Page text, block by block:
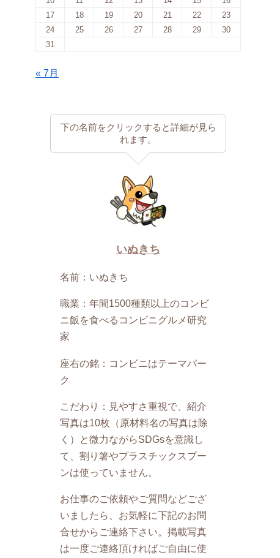
17
18 19 20 21 22
23
24
25 26 27 28 29
30
31
« 7月
下の名前をクリックすると詳細が見ら
れます。
いぬきち
名前：いぬきち
職業：年間1500種類以上のコンビ
ニ飯を食べるコンビニグルメ研究
家
座右の銘：コンビニはテーマパー
ク
こだわり：見やすさ重視で、紹介
写真は10枚（原材料名の写真は除
く）と微力ながらSDGsを意識し
て、割り箸やプラスチックスプー
ンは使っていません。
お仕事のご依頼やご質問などござ
いましたら、お気軽に下記のお問
合せからご連絡下さい。掲載写真
は一度ご連絡頂ければご自由に使